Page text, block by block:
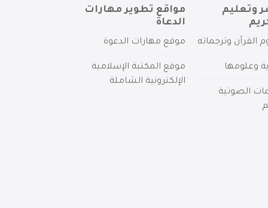
وتعليم
القرآن وترجماته
وعلومها
الصوتية
مواقع تطوير مهارات
الدعاة
موقع مهارات الدعوة
موقع المكتبة الإسلامية
الإلكترونية الشاملة